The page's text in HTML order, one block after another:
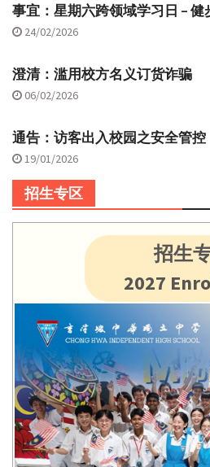
事宜：星期六跨领域学习日 – 健
24/02/2026
澄清：滥用校方名义订货诈骗
06/02/2026
通告：访客出入校园之安全管控
19/01/2026
招生专区
招生
2027